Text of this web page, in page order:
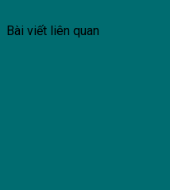
Bài viết liên quan